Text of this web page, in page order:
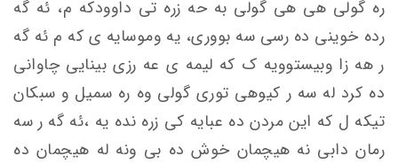
ره گولی هی هی گولی به حه زره تی داوودکه م، ئه گه
رده خوینی ده رسی سه بووری، یه وموسایه ی که م ئه گه
ر هه زا وبیستوویه ک که لیمه ی عه رزی بینایی چاوانی
ده کرد له سه ر کیوهی توری گولی وه ره سمیل و سبکان
تیکه ل که این مردن ده عبایه کی زره نده یه ،ئه گه ر سه
رمان دابی نه هیچمان خوش ده بی ونه له هیچمان ده